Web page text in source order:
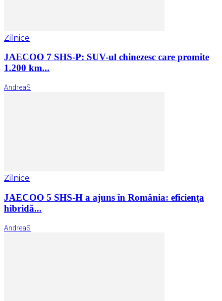
Zilnice
JAECOO 7 SHS-P: SUV-ul chinezesc care promite
1.200 km...
AndreaS
Zilnice
JAECOO 5 SHS-H a ajuns în România: eficiența
hibridă...
AndreaS